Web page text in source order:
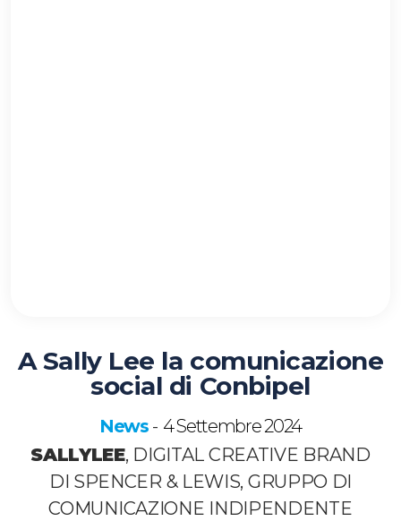
A Sally Lee la comunicazione
social di Conbipel
News - 4 Settembre 2024
SALLYLEE, DIGITAL CREATIVE BRAND
DI SPENCER & LEWIS, GRUPPO DI
COMUNICAZIONE INDIPENDENTE